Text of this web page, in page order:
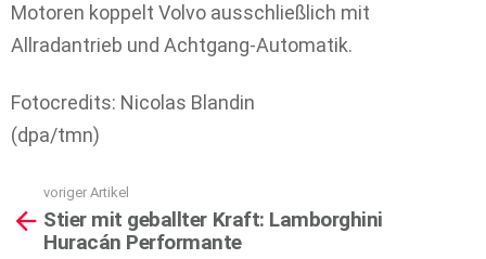
Motoren koppelt Volvo ausschließlich mit
Allradantrieb und Achtgang-Automatik.
Fotocredits: Nicolas Blandin
(dpa/tmn)
more
voriger Artikel
Stier mit geballter Kraft: Lamborghini
Huracán Performante